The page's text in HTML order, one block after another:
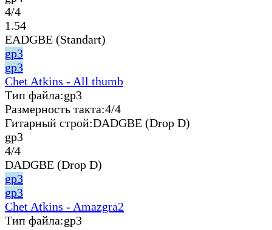
4/4
1.54
EADGBE (Standart)
gp3
gp3
Chet Atkins - All thumb
Тип файла:gp3
Размерность такта:4/4
Гитарный строй:DADGBE (Drop D)
gp3
4/4
DADGBE (Drop D)
gp3
gp3
Chet Atkins - Amazgra2
Тип файла:gp3